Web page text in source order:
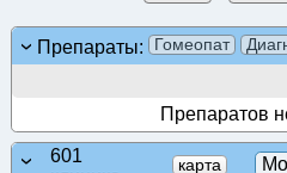
Препараты: Гомеопат
Препаратов
601
карта